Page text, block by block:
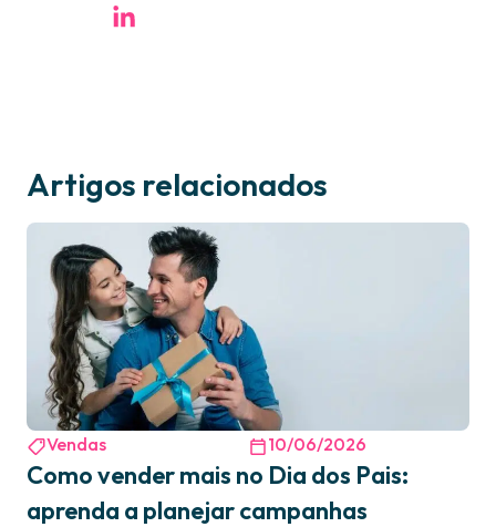
Artigos relacionados
Vendas 10/06/2026
Como vender mais no Dia dos Pais:
aprenda a planejar campanhas